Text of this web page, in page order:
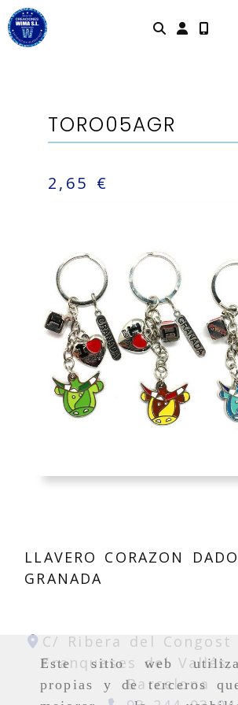
Este sitio web
propias y de terceros
TORO05AGR
2,65 €
LLAVERO CORAZON
GRANADA
C/ Ribera del Congost
Franqueses del Vallés,
Barcelona